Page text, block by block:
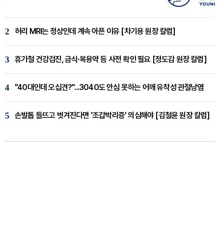
2 허리 MRI는 정상인데 계속 아픈 이유 [차기용 원장 칼럼]
3 휴가철 건강검진, 금식·복용약 등 사전 확인 필요 [정도감 원장 칼럼]
4 "40대인데 오십견?"...3040도 안심 못하는 어깨 유착성 관절낭염
5 손발톱 들뜨고 벗겨진다면 '조갑박리증' 의심해야 [김철윤 원장 칼럼]